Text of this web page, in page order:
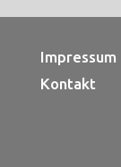
Impressum
Kontakt